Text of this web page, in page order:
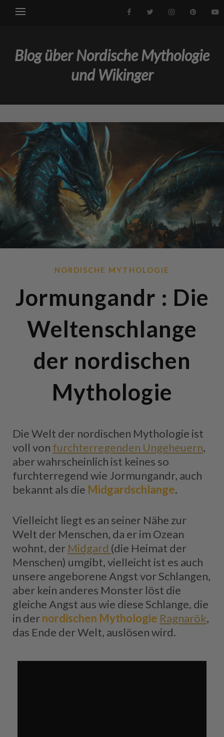
Blog über Nordische Mythologie
und Wikinger
NORDISCHE MYTHOLOGIE
Jormungandr : Die
Weltenschlange
der nordischen
Mythologie
Die Welt der nordischen Mythologie ist
voll von furchterregenden Ungeheuern,
aber wahrscheinlich ist keines so
furchterregend wie Jormungandr, auch
bekannt als die Midgardschlange.
Vielleicht liegt es an seiner Nähe zur
Welt der Menschen, da er im Ozean
wohnt, der Midgard (die Heimat der
Menschen) umgibt, vielleicht ist es auch
unsere angeborene Angst vor Schlangen,
aber kein anderes Monster löst die
gleiche Angst aus wie diese Schlange, die
in dernordischen Mythologie Ragnarök,
das Ende der Welt, auslösen wird.